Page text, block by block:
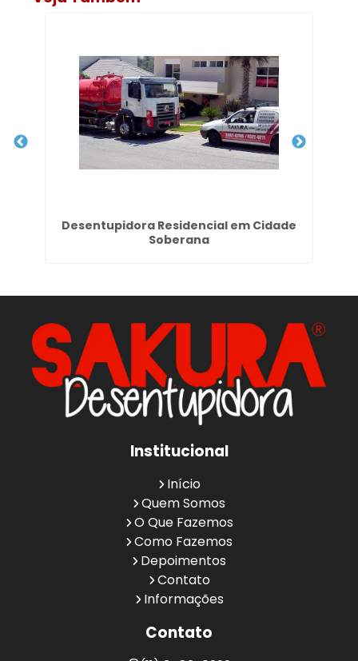
Desentupidora Residencial em Cidade
Soberana
Institucional
Início
Quem Somos
O Que Fazemos
Como Fazemos
Depoimentos
Contato
Informações
Contato